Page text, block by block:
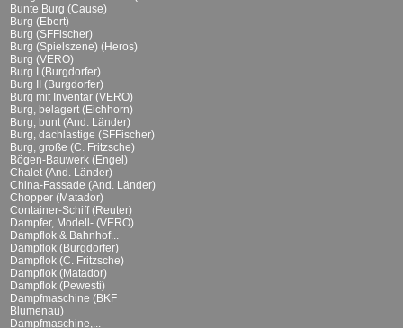
Bunte Burg (Cause)
Burg (Ebert)
Burg (SFFischer)
Burg (Spielszene) (Heros)
Burg (VERO)
Burg I (Burgdorfer)
Burg II (Burgdorfer)
Burg mit Inventar (VERO)
Burg, belagert (Eichhorn)
Burg, bunt (And. Länder)
Burg, dachlastige (SFFischer)
Burg, große (C. Fritzsche)
Bögen-Bauwerk (Engel)
Chalet (And. Länder)
China-Fassade (And. Länder)
Chopper (Matador)
Container-Schiff (Reuter)
Dampfer, Modell- (VERO)
Dampflok & Bahnhof...
Dampflok (Burgdorfer)
Dampflok (C. Fritzsche)
Dampflok (Matador)
Dampflok (Pewesti)
Dampfmaschine (BKF
Blumenau)
Dampfmaschine,...